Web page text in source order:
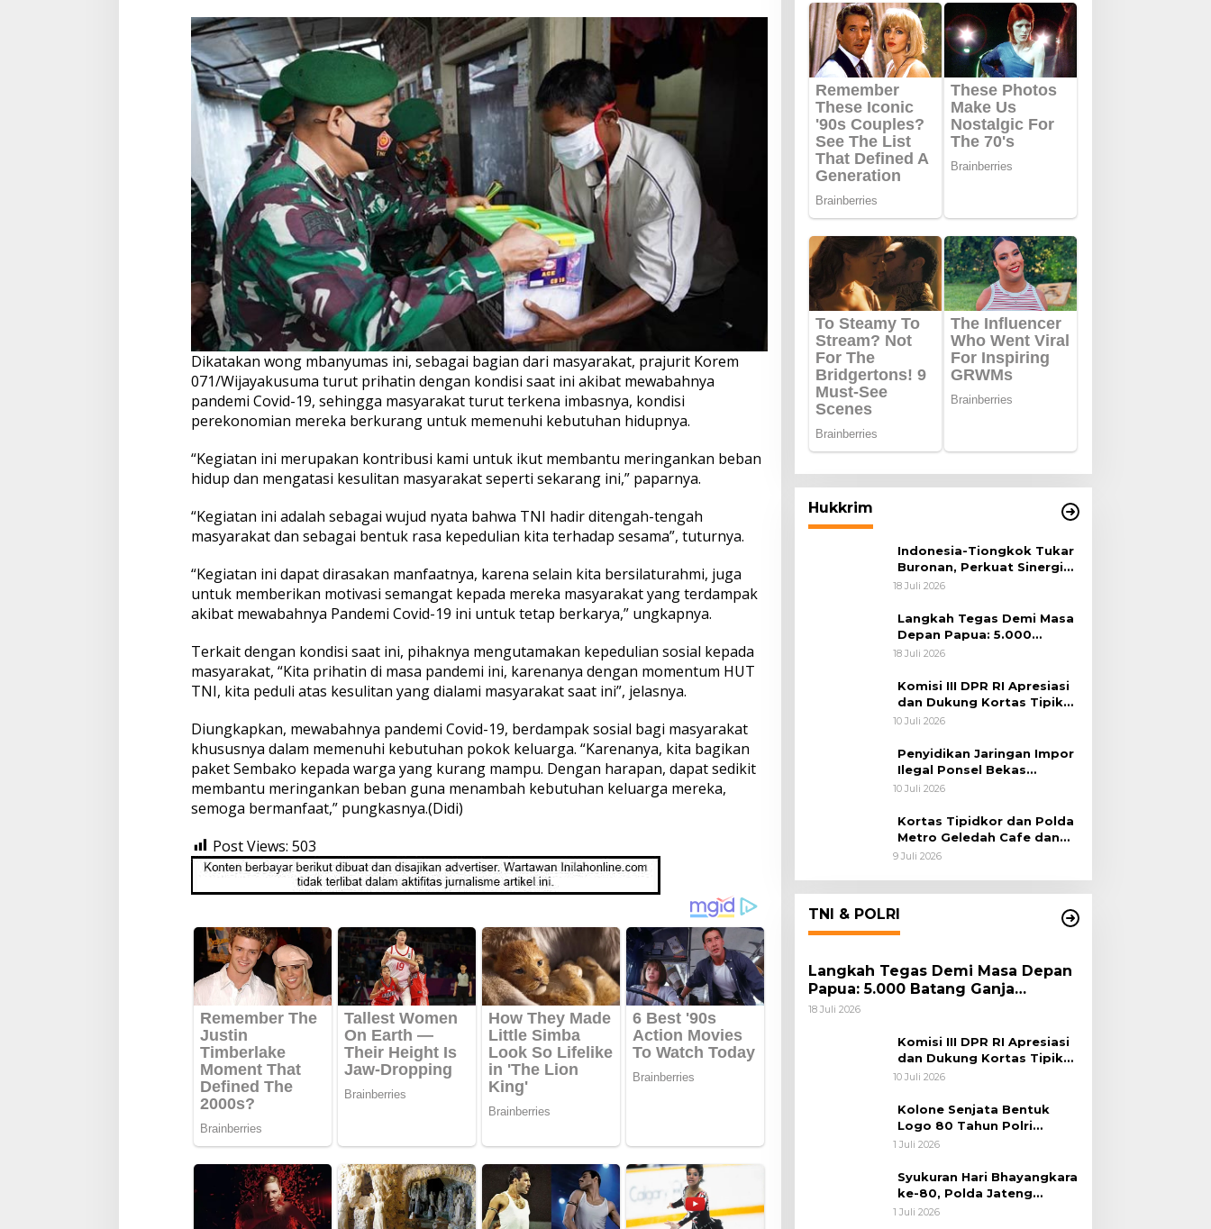
Dikatakan wong mbanyumas ini, sebagai bagian dari masyarakat, prajurit Korem
071/Wijayakusuma turut prihatin dengan kondisi saat ini akibat mewabahnya
pandemi Covid-19, sehingga masyarakat turut terkena imbasnya, kondisi
perekonomian mereka berkurang untuk memenuhi kebutuhan hidupnya.
“Kegiatan ini merupakan kontribusi kami untuk ikut membantu meringankan beban
hidup dan mengatasi kesulitan masyarakat seperti sekarang ini,” paparnya.
“Kegiatan ini adalah sebagai wujud nyata bahwa TNI hadir ditengah-tengah
masyarakat dan sebagai bentuk rasa kepedulian kita terhadap sesama”, tuturnya.
“Kegiatan ini dapat dirasakan manfaatnya, karena selain kita bersilaturahmi, juga
untuk memberikan motivasi semangat kepada mereka masyarakat yang terdampak
akibat mewabahnya Pandemi Covid-19 ini untuk tetap berkarya,” ungkapnya.
Terkait dengan kondisi saat ini, pihaknya mengutamakan kepedulian sosial kepada
masyarakat, “Kita prihatin di masa pandemi ini, karenanya dengan momentum HUT
TNI, kita peduli atas kesulitan yang dialami masyarakat saat ini”, jelasnya.
Diungkapkan, mewabahnya pandemi Covid-19, berdampak sosial bagi masyarakat
khususnya dalam memenuhi kebutuhan pokok keluarga. “Karenanya, kita bagikan
paket Sembako kepada warga yang kurang mampu. Dengan harapan, dapat sedikit
membantu meringankan beban guna menambah kebutuhan keluarga mereka,
semoga bermanfaat,” pungkasnya.(Didi)
Post Views: 503
Hukkrim
Indonesia-Tiongkok Tukar
Buronan, Perkuat Sinergi
Penegakan Hukum Lintas
18 Juli 2026
Langkah Tegas Demi Masa
Depan Papua: 5.000
Batang Ganja Berhasil
Habema
18 Juli 2026
Komisi III DPR RI Apresiasi
dan Dukung Kortas Tipikor
Polri Usut Dugaan Korupsi
10 Juli 2026
Penyidikan Jaringan Impor
Ilegal Ponsel Bekas
Rampung, Tiga Tersangka
10 Juli 2026
Kortas Tipidkor dan Polda
Metro Geledah Cafe dan
Money Changer
9 Juli 2026
TNI & POLRI
Langkah Tegas Demi Masa Depan
Papua: 5.000 Batang Ganja
Berhasil Diungkap Koops TNI
18 Juli 2026
Komisi III DPR RI Apresiasi
dan Dukung Kortas Tipikor
Polri Usut Dugaan Korupsi
10 Juli 2026
Kolone Senjata Bentuk
Logo 80 Tahun Polri
Warnai Upacara Hari
1 Juli 2026
Syukuran Hari Bhayangkara
ke-80, Polda Jateng
Teguhkan Semangat
1 Juli 2026